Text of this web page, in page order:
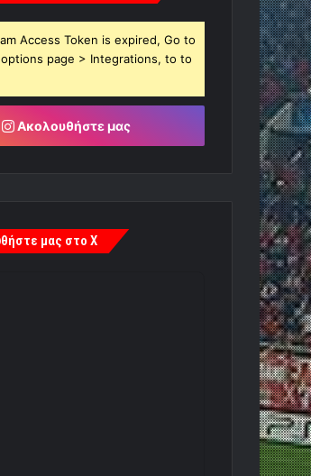
Access Token is expired, Go to
page > Integrations, to to
Ακολουθήστε μας
μας στο X